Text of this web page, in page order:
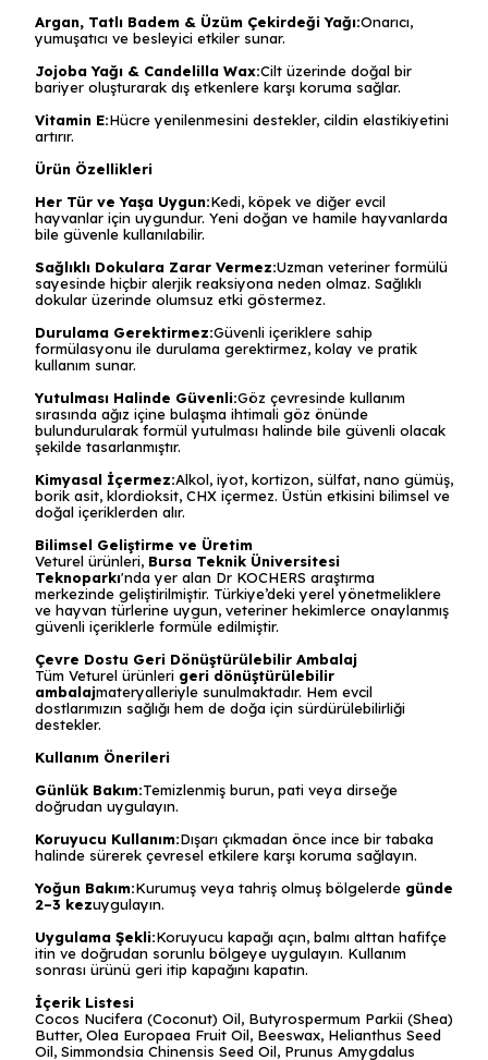
Argan, Tatlı Badem & Üzüm Çekirdeği Yağı:Onarıcı,
yumuşatıcı ve besleyici etkiler sunar.
Jojoba Yağı & Candelilla Wax:Cilt üzerinde doğal bir
bariyer oluşturarak dış etkenlere karşı koruma sağlar.
Vitamin E:Hücre yenilenmesini destekler, cildin elastikiyetini
artırır.
Ürün Özellikleri
Her Tür ve Yaşa Uygun:Kedi, köpek ve diğer evcil
hayvanlar için uygundur. Yeni doğan ve hamile hayvanlarda
bile güvenle kullanılabilir.
Sağlıklı Dokulara Zarar Vermez:Uzman veteriner formülü
sayesinde hiçbir alerjik reaksiyona neden olmaz. Sağlıklı
dokular üzerinde olumsuz etki göstermez.
Durulama Gerektirmez:Güvenli içeriklere sahip
formülasyonu ile durulama gerektirmez, kolay ve pratik
kullanım sunar.
Yutulması Halinde Güvenli:Göz çevresinde kullanım
sırasında ağız içine bulaşma ihtimali göz önünde
bulundurularak formül yutulması halinde bile güvenli olacak
şekilde tasarlanmıştır.
Kimyasal İçermez:Alkol, iyot, kortizon, sülfat, nano gümüş,
borik asit, klordioksit, CHX içermez. Üstün etkisini bilimsel ve
doğal içeriklerden alır.
Bilimsel Geliştirme ve Üretim
Veturel ürünleri, Bursa Teknik Üniversitesi
Teknoparkı'nda yer alan Dr KOCHERS araştırma
merkezinde geliştirilmiştir. Türkiye’deki yerel yönetmeliklere
ve hayvan türlerine uygun, veteriner hekimlerce onaylanmış
güvenli içeriklerle formüle edilmiştir.
Çevre Dostu Geri Dönüştürülebilir Ambalaj
Tüm Veturel ürünleri geri dönüştürülebilir
ambalajmateryalleriyle sunulmaktadır. Hem evcil
dostlarımızın sağlığı hem de doğa için sürdürülebilirliği
destekler.
Kullanım Önerileri
Günlük Bakım:Temizlenmiş burun, pati veya dirseğe
doğrudan uygulayın.
Koruyucu Kullanım:Dışarı çıkmadan önce ince bir tabaka
halinde sürerek çevresel etkilere karşı koruma sağlayın.
Yoğun Bakım:Kurumuş veya tahriş olmuş bölgelerde günde
2–3 kezuygulayın.
Uygulama Şekli:Koruyucu kapağı açın, balmı alttan hafifçe
itin ve doğrudan sorunlu bölgeye uygulayın. Kullanım
sonrası ürünü geri itip kapağını kapatın.
İçerik Listesi
Cocos Nucifera (Coconut) Oil, Butyrospermum Parkii (Shea)
Butter, Olea Europaea Fruit Oil, Beeswax, Helianthus Seed
Oil, Simmondsia Chinensis Seed Oil, Prunus Amygdalus